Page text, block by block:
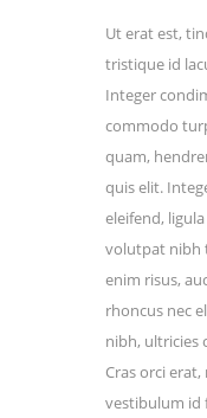
Ut erat est,
tristique id
Integer
commodo
quam,
quis elit.
eleifend,
volutpat nibh
enim risus,
rhoncus nec
nibh, ultricies
Cras orci
vestibulum id